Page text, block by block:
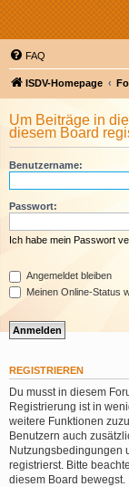
FAQ
ISDV-Homepage
Um Beiträge in
diesem Board
Benutzername:
Passwort:
Ich habe mein Passwort
Angemeldet bleiben
Meinen Online-Status
REGISTRIEREN
Du musst in diesem
Registrierung ist in
weitere Funktionen
Benutzern auch
Nutzungsbedingungen
registrierst. Bitte
diesem Board bewegst.